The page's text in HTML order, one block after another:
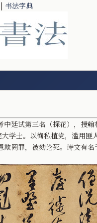
| 书法字典
试第三名（探花），授翰
学士。以徇私植党，滥用匪
罪，被劾论死。诗文有名